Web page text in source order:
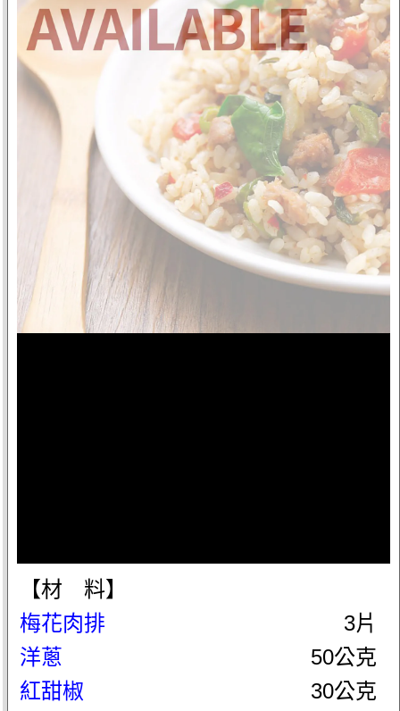
【材 料】
梅花肉排
3片
洋蔥
50公克
紅甜椒
30公克